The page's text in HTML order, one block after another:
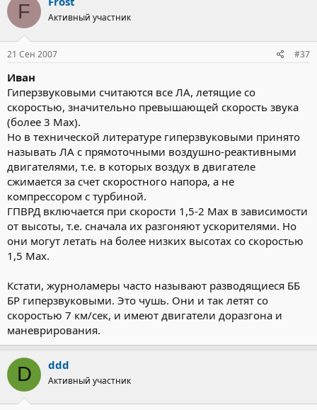
F Активный участник
21 Сен 2007 #37
Иван
Гиперзвуковыми считаются все ЛА, летящие со
скоростью, значительно превышающей скорость звука
(более 3 Мах).
Но в технической литературе гиперзвуковыми принято
называть ЛА с прямоточными воздушно-реактивными
двигателями, т.е. в которых воздух в двигателе
сжимается за счет скоростного напора, а не
компрессором с турбиной.
ГПВРД включается при скорости 1,5-2 Мах в зависимости
от высоты, т.е. сначала их разгоняют ускорителями. Но
они могут летать на более низких высотах со скоростью
1,5 Мах.
Кстати, журноламеры часто называют разводящиеся ББ
БР гиперзвуковыми. Это чушь. Они и так летят со
скоростью 7 км/сек, и имеют двигатели доразгона и
маневрирования.
D ddd
Активный участник